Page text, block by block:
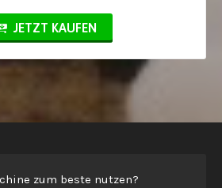
JETZT KAUFEN
zum beste nutzen?